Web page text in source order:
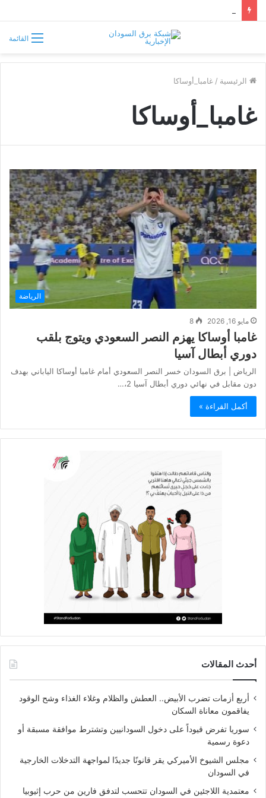
القائمة
الرئيسية / غامبا_أوساكا
غامبا_أوساكا
الرياضة
مايو 16, 2026 8
غامبا أوساكا يهزم النصر السعودي ويتوج بلقب
دوري أبطال آسيا
الرياض | برق السودان خسر النصر السعودي أمام غامبا أوساكا الياباني بهدف
دون مقابل في نهائي دوري أبطال آسيا 2،…
أكمل القراءة »
أحدث المقالات
أربع أزمات تضرب الأبيض.. العطش والظلام وغلاء الغذاء وشح الوقود
يفاقمون معاناة السكان
سوريا تفرض قيوداً على دخول السودانيين وتشترط موافقة مسبقة أو
دعوة رسمية
مجلس الشيوخ الأميركي يقر قانونًا جديدًا لمواجهة التدخلات الخارجية
في السودان
معتمدية اللاجئين في السودان تتحسب لتدفق فارين من حرب إثيوبيا